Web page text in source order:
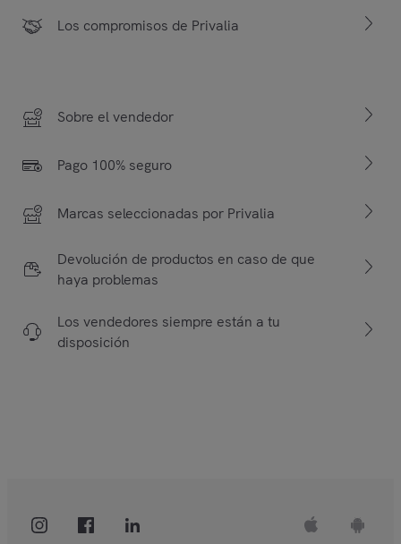
Los compromisos de Privalia
Sobre el vendedor
Pago 100% seguro
Marcas seleccionadas por Privalia
Devolución de productos en caso de que
haya problemas
Los vendedores siempre están a tu
disposición